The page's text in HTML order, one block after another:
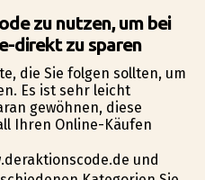
zu nutzen, um bei
direkt zu sparen
die Sie folgen sollten, um
Es ist sehr leicht
gewöhnen, diese
Ihren Online-Käufen
und